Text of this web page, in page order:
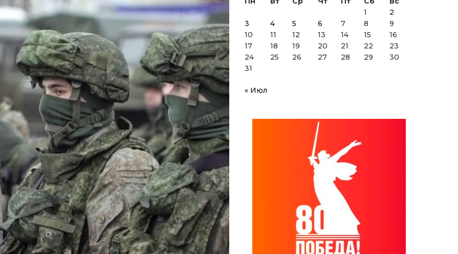
1
2
3
4 5 6 7 8
9
10
11 12 13 14 15
16
17
18 19 20 21 22
23
24
25 26 27 28 29
30
31
« Июл